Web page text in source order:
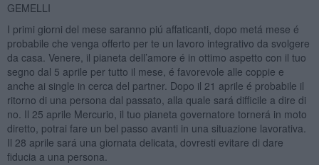
GEMELLI
I primi giorni del mese saranno piú affaticanti, dopo metá mese é
probabile che venga offerto per te un lavoro integrativo da svolgere
da casa. Venere, il pianeta dell’amore é in ottimo aspetto con il tuo
segno dal 5 aprile per tutto il mese, é favorevole alle coppie e
anche ai single in cerca del partner. Dopo il 21 aprile é probabile il
ritorno di una persona dal passato, alla quale sará difficile a dire di
no. Il 25 aprile Mercurio, il tuo pianeta governatore tornerá in moto
diretto, potrai fare un bel passo avanti in una situazione lavorativa.
Il 28 aprile sará una giornata delicata, dovresti evitare di dare
fiducia a una persona.